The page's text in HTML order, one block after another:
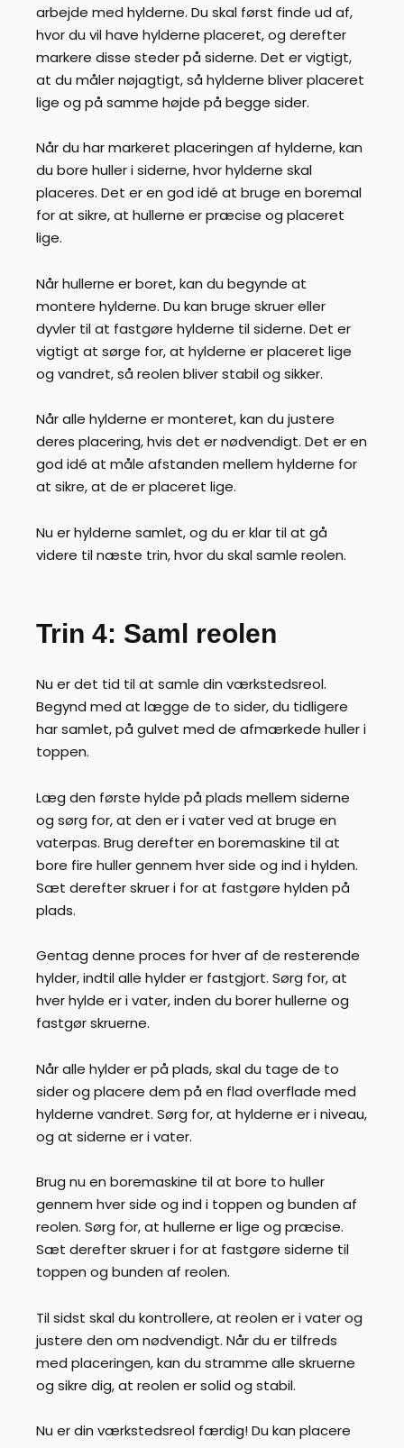
arbejde med hylderne. Du skal først finde ud af,
hvor du vil have hylderne placeret, og derefter
markere disse steder på siderne. Det er vigtigt,
at du måler nøjagtigt, så hylderne bliver placeret
lige og på samme højde på begge sider.
Når du har markeret placeringen af hylderne, kan
du bore huller i siderne, hvor hylderne skal
placeres. Det er en god idé at bruge en boremal
for at sikre, at hullerne er præcise og placeret
lige.
Når hullerne er boret, kan du begynde at
montere hylderne. Du kan bruge skruer eller
dyvler til at fastgøre hylderne til siderne. Det er
vigtigt at sørge for, at hylderne er placeret lige
og vandret, så reolen bliver stabil og sikker.
Når alle hylderne er monteret, kan du justere
deres placering, hvis det er nødvendigt. Det er en
god idé at måle afstanden mellem hylderne for
at sikre, at de er placeret lige.
Nu er hylderne samlet, og du er klar til at gå
videre til næste trin, hvor du skal samle reolen.
Trin 4: Saml reolen
Nu er det tid til at samle din værkstedsreol.
Begynd med at lægge de to sider, du tidligere
har samlet, på gulvet med de afmærkede huller i
toppen.
Læg den første hylde på plads mellem siderne
og sørg for, at den er i vater ved at bruge en
vaterpas. Brug derefter en boremaskine til at
bore fire huller gennem hver side og ind i hylden.
Sæt derefter skruer i for at fastgøre hylden på
plads.
Gentag denne proces for hver af de resterende
hylder, indtil alle hylder er fastgjort. Sørg for, at
hver hylde er i vater, inden du borer hullerne og
fastgør skruerne.
Når alle hylder er på plads, skal du tage de to
sider og placere dem på en flad overflade med
hylderne vandret. Sørg for, at hylderne er i niveau,
og at siderne er i vater.
Brug nu en boremaskine til at bore to huller
gennem hver side og ind i toppen og bunden af ​​
reolen. Sørg for, at hullerne er lige og præcise.
Sæt derefter skruer i for at fastgøre siderne til
toppen og bunden af ​​reolen.
Til sidst skal du kontrollere, at reolen er i vater og
justere den om nødvendigt. Når du er tilfreds
med placeringen, kan du stramme alle skruerne
og sikre dig, at reolen er solid og stabil.
Nu er din værkstedsreol færdig! Du kan placere